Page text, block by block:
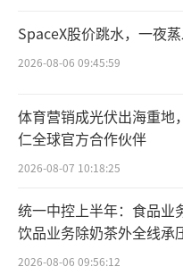
报表示，公司含乳
或间接向恒天然进
因素影响而波动，面
除了布局奶粉
蛋白饮品和高维生
园介绍，2024年公
品，2025年将推出
SpaceX股价跳水，一夜
2026-08-06 09:45:59
体育营销成光伏出海重地
仁全球官方合作伙伴
2026-08-07 10:18:25
统一中控上半年：食品业
饮品业务除奶茶外全线承
2026-08-06 09:56:12